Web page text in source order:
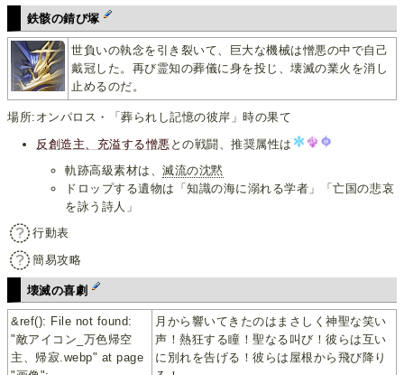
鉄骸の錆び塚
世負いの執念を引き裂いて、巨大な機械は憎悪の中で自己
戴冠した。再び霊知の葬儀に身を投じ、壊滅の業火を消し
止めるのだ。
場所:オンパロス・「葬られし記憶の彼岸」時の果て
反創造主、充溢する憎悪 との戦闘、推奨属性は
軌跡高級素材は、滅流の沈黙
ドロップする遺物は「知識の海に溺れる学者」「亡国の悲哀
を詠う詩人」
行動表
簡易攻略
壊滅の喜劇
&ref(): File not found:
"敵アイコン_万色帰空
主、帰寂.webp" at page
月から響いてきたのはまさしく神聖な笑い
声！熱狂する瞳！聖なる叫び！彼らは互い
に別れを告げる！彼らは屋根から飛び降り